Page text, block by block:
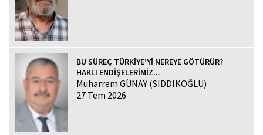
BU SÜREÇ TÜRKİYE’Yİ NEREYE GÖTÜRÜR?
HAKLI ENDİŞELERİMİZ...
Muharrem GÜNAY (SIDDIKOĞLU)
27 Tem 2026